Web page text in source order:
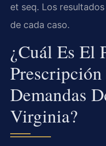
et seq. Los
de cada caso.
¿Cuál Es El
Prescripción
Demandas
Virginia?